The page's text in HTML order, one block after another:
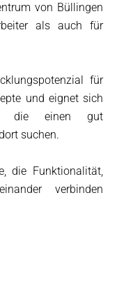
von Büllingen
als auch für
für
und eignet sich
die einen gut
suchen.
die Funktionalität,
verbinden